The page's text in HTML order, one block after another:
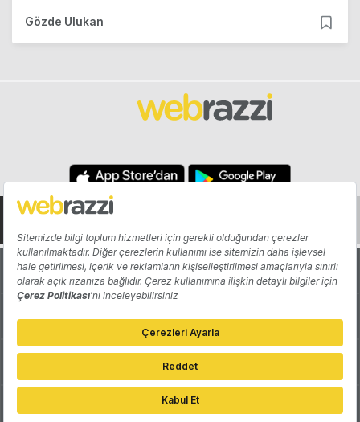
Gözde Ulukan
Hakkında Yazarlar
Katkıda Bulun Reklam